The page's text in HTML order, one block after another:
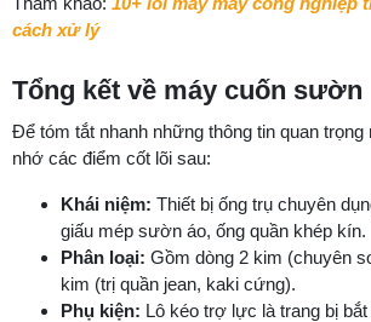
cách xử lý
Tổng kết về máy cuốn sườn
Để tóm tắt nhanh những thông tin quan trọng
nhớ các điểm cốt lõi sau:
Khái niệm: Thiết bị ống trụ chuyên
giấu mép sườn áo, ống quần khép kín.
Phân loại: Gồm dòng 2 kim (chuyên
kim (trị quần jean, kaki cứng).
Phụ kiện: Lô kéo trợ lực là trang bị